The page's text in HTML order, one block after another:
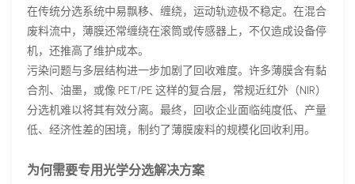
在传统分选系统中易飘移、缠绕，运动轨迹极不稳定。在混合
废料流中，薄膜还常缠绕在滚筒或传感器上，不仅造成设备停
机，还推高了维护成本。
污染问题与多层结构进一步加剧了回收难度。许多薄膜含有黏
合剂、油墨，或像 PET/PE 这样的复合层，常规近红外（NIR）
分选机难以将其有效分离。最终，回收企业面临纯度低、产量
低、经济性差的困境，制约了薄膜废料的规模化回收利用。
为何需要专用光学分选解决方案